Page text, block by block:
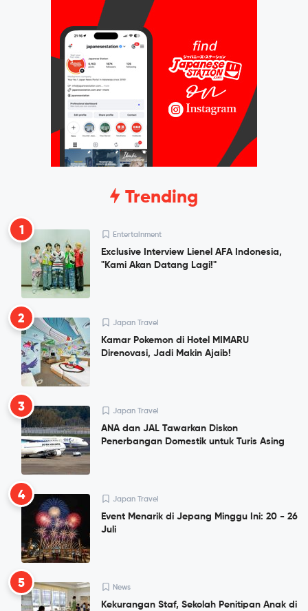
Trending
1 Entertainment
Exclusive Interview Lienel AFA Indonesia,
"Kami Akan Datang Lagi!"
2 Japan Travel
Kamar Pokemon di Hotel MIMARU
Direnovasi, Jadi Makin Ajaib!
3 Japan Travel
ANA dan JAL Tawarkan Diskon
Penerbangan Domestik untuk Turis Asing
4 Japan Travel
Event Menarik di Jepang Minggu Ini: 20 - 26
Juli
5 News
Kekurangan Staf, Sekolah Penitipan Anak di